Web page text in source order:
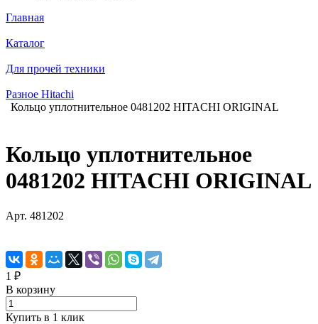
Главная
Каталог
Для прочей техники
Разное Hitachi
Кольцо уплотнительное 0481202 HITACHI ORIGINAL
Кольцо уплотнительное
0481202 HITACHI ORIGINAL
Арт. 481202
1 ₽
В корзину
Купить в 1 клик